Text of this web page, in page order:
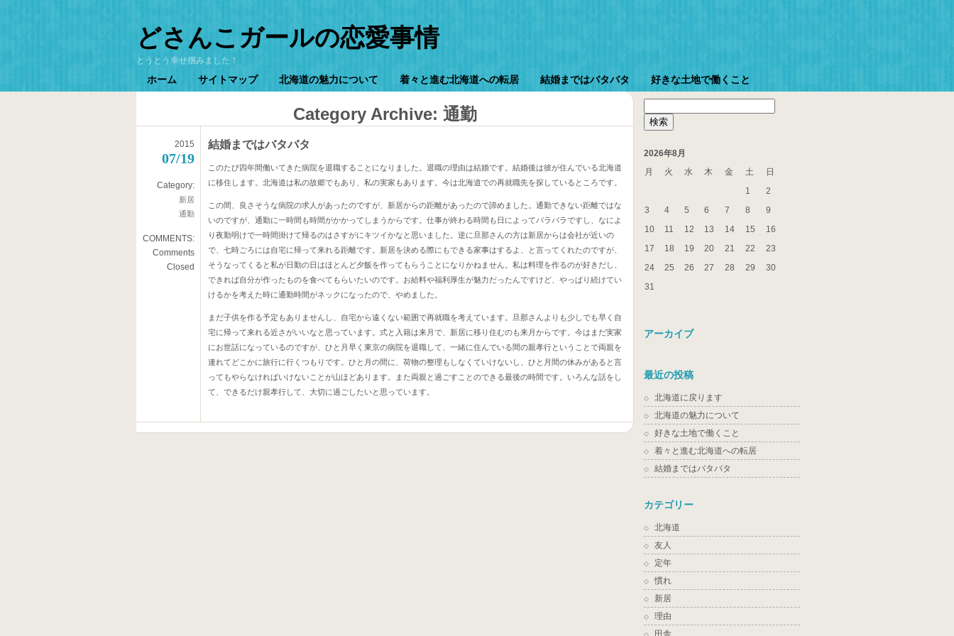
どさんこガールの恋愛事情
とうとう幸せ掴みました！
ホーム サイトマップ 北海道の魅力について 着々と進む北海道への転居 結婚まではバタバタ 好きな土地で働くこと
Category Archive: 通勤
2015
07/19
Category:
新居
通勤
COMMENTS:
Comments
Closed
結婚まではバタバタ
このたび四年間働いてきた病院を退職することになりました。退職の理由は結婚です。結婚後は彼が住んでいる北海道
に移住します。北海道は私の故郷でもあり、私の実家もあります。今は北海道での再就職先を探しているところです。
この間、良さそうな病院の求人があったのですが、新居からの距離があったので諦めました。通勤できない距離ではな
いのですが、通勤に一時間も時間がかかってしまうからです。仕事が終わる時間も日によってバラバラですし、なによ
り夜勤明けで一時間掛けて帰るのはさすがにキツイかなと思いました。逆に旦那さんの方は新居からは会社が近いの
で、七時ごろには自宅に帰って来れる距離です。新居を決める際にもできる家事はするよ、と言ってくれたのですが、
そうなってくると私が日勤の日はほとんど夕飯を作ってもらうことになりかねません。私は料理を作るのが好きだし、
できれば自分が作ったものを食べてもらいたいのです。お給料や福利厚生が魅力だったんですけど、やっぱり続けてい
けるかを考えた時に通勤時間がネックになったので、やめました。
まだ子供を作る予定もありませんし、自宅から遠くない範囲で再就職を考えています。旦那さんよりも少しでも早く自
宅に帰って来れる近さがいいなと思っています。式と入籍は来月で、新居に移り住むのも来月からです。今はまだ実家
にお世話になっているのですが、ひと月早く東京の病院を退職して、一緒に住んでいる間の親孝行ということで両親を
連れてどこかに旅行に行くつもりです。ひと月の間に、荷物の整理もしなくていけないし、ひと月間の休みがあると言
ってもやらなければいけないことが山ほどあります。また両親と過ごすことのできる最後の時間です。いろんな話をし
て、できるだけ親孝行して、大切に過ごしたいと思っています。
索:
2026年8月
月
火 水 木 金 土
日
1
2
3
4 5 6 7 8
9
10
11 12 13 14 15
16
17
18 19 20 21 22
23
24
25 26 27 28 29
30
31
アーカイブ
最近の投稿
北海道に戻ります
北海道の魅力について
好きな土地で働くこと
着々と進む北海道への転居
結婚まではバタバタ
カテゴリー
北海道
友人
定年
慣れ
新居
理由
田舎